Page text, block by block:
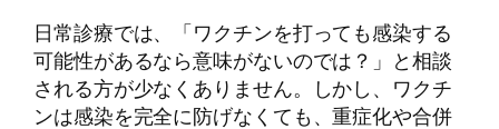
日常診療では、「ワクチンを打っても感染する
可能性があるなら意味がないのでは？」と相談
される方が少なくありません。しかし、ワクチ
ンは感染を完全に防げなくても、重症化や合併